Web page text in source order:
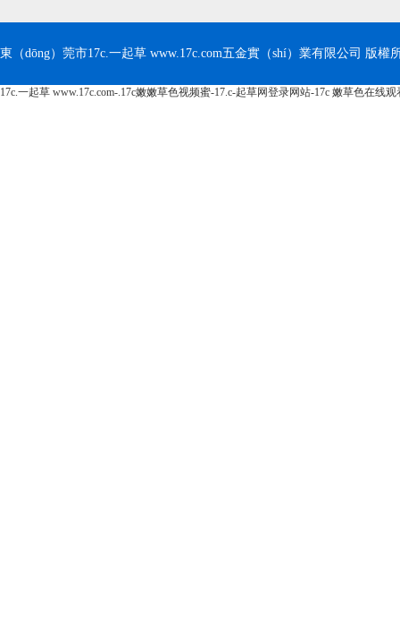
東（dōng）莞市17c.一起草 www.17c.com五金實（shí）業有限公司 版權
17c.一起草 www.17c.com-.17c嫩嫩草色视频蜜-17.c-起草网登录网站-17c 嫩草色在线观